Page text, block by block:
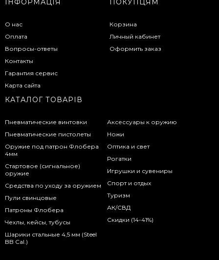
ІНФОРМАЦІЯ
О нас
Оплата
Вопросы-ответы
Контакты
Гарантия сервис
Карта сайта
ПОКУПЦЯМ
Корзина
Личный кабинет
Оформить заказ
КАТАЛОГ ТОВАРІВ
Пневматические винтовки
Пневматические пистолеты
Оружие под патрон Флобера
4мм
Стартовое (сигнальное)
оружие
Средства по уходу за оружием
Пули свинцовые
Патроны Флобера
Чехлы, кейсы, тубусы
Шарики стальные 4,5 мм (Steel
BB Cal.)
Аксессуары к оружию
Ножи
Оптика и свет
Рогатки
Игрушки и сувениры
Спорт и отдых
Туризм
АК/СВД
Скидки (14-41%)